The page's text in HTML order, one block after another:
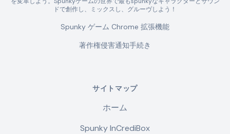
ドで創作し、ミックスし、グルーヴしよう！
Spunky ゲーム Chrome 拡張機能
著作権侵害通知手続き
サイトマップ
ホーム
Spunky InCrediBox